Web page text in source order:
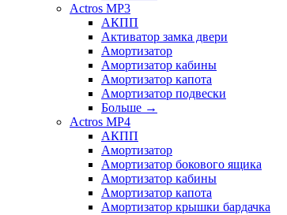
Actros MP3
АКПП
Активатор замка двери
Амортизатор
Амортизатор кабины
Амортизатор капота
Амортизатор подвески
Больше →
Actros MP4
АКПП
Амортизатор
Амортизатор бокового ящика
Амортизатор кабины
Амортизатор капота
Амортизатор крышки бардачка